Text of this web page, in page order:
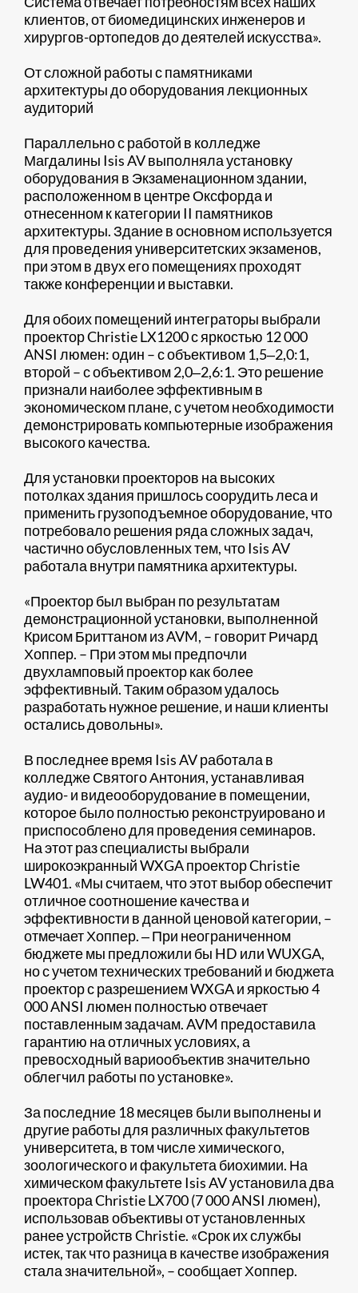
клиентов, от биомедицинских инженеров и
хирургов-ортопедов до деятелей искусства».
От сложной работы с памятниками
архитектуры до оборудования лекционных
аудиторий
Параллельно с работой в колледже
Магдалины Isis AV выполняла установку
оборудования в Экзаменационном здании,
расположенном в центре Оксфорда и
отнесенном к категории II памятников
архитектуры. Здание в основном используется
для проведения университетских экзаменов,
при этом в двух его помещениях проходят
также конференции и выставки.
Для обоих помещений интеграторы выбрали
проектор Christie LX1200 с яркостью 12 000
ANSI люмен: один – с объективом 1,5‒2,0:1,
второй – с объективом 2,0‒2,6:1. Это решение
признали наиболее эффективным в
экономическом плане, с учетом необходимости
демонстрировать компьютерные изображения
высокого качества.
Для установки проекторов на высоких
потолках здания пришлось соорудить леса и
применить грузоподъемное оборудование, что
потребовало решения ряда сложных задач,
частично обусловленных тем, что Isis AV
работала внутри памятника архитектуры.
«Проектор был выбран по результатам
демонстрационной установки, выполненной
Крисом Бриттаном из AVM, – говорит Ричард
Хоппер. – При этом мы предпочли
двухламповый проектор как более
эффективный. Таким образом удалось
разработать нужное решение, и наши клиенты
остались довольны».
В последнее время Isis AV работала в
колледже Святого Антония, устанавливая
аудио- и видеооборудование в помещении,
которое было полностью реконструировано и
приспособлено для проведения семинаров.
На этот раз специалисты выбрали
широкоэкранный WXGA проектор Christie
LW401. «Мы считаем, что этот выбор обеспечит
отличное соотношение качества и
эффективности в данной ценовой категории, –
отмечает Хоппер. ‒ При неограниченном
бюджете мы предложили бы HD или WUXGA,
но с учетом технических требований и бюджета
проектор с разрешением WXGA и яркостью 4
000 ANSI люмен полностью отвечает
поставленным задачам. AVM предоставила
гарантию на отличных условиях, а
превосходный вариообъектив значительно
облегчил работы по установке».
За последние 18 месяцев были выполнены и
другие работы для различных факультетов
университета, в том числе химического,
зоологического и факультета биохимии. На
химическом факультете Isis AV установила два
проектора Christie LX700 (7 000 ANSI люмен),
использовав объективы от установленных
ранее устройств Christie. «Срок их службы
истек, так что разница в качестве изображения
стала значительной», – сообщает Хоппер.